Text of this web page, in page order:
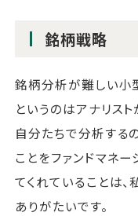
銘柄戦略
銘柄分析が難しい小
というのはアナリス
自分たちで分析する
ことをファンドマネー
てくれていることは
ありがたいです。